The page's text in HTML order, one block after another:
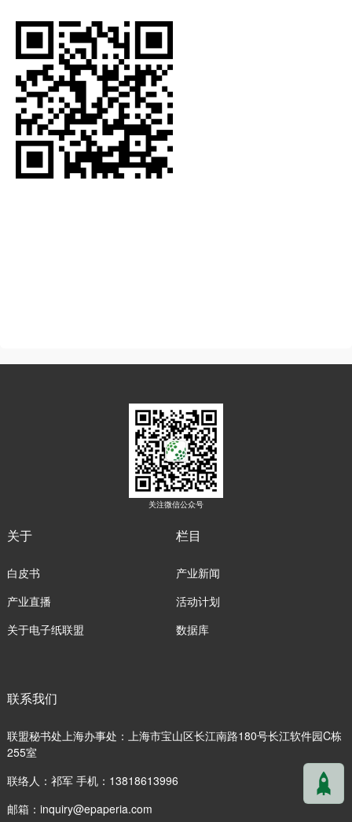
关注微信公众号
关于
白皮书
产业直播
关于电子纸联盟
栏目
产业新闻
活动计划
数据库
联系我们
联盟秘书处上海办事处：上海市宝山区长江南路180号长江软件园C栋
255室
联络人：祁军 手机：13818613996
邮箱： inquiry@epaperia.com